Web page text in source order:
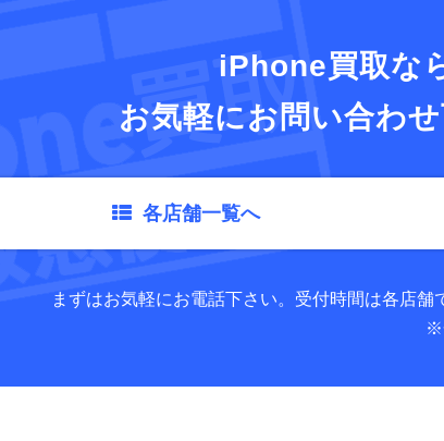
iPhone買取な
お気軽にお問い合わせ
各店舗一覧へ
まずはお気軽にお電話下さい。 受付時間は各店舗
※